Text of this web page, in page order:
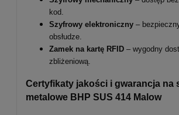
kod.
Szyfrowy elektroniczny –
obsłudze.
Zamek na kartę RFID – wygodny
zbliżeniową.
Certyfikaty jakości i gwarancja na
metalowe BHP SUS 414 Malow